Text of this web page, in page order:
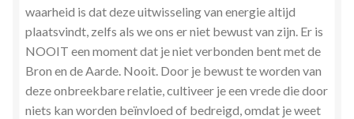
waarheid is dat deze uitwisseling van energie altijd
plaatsvindt, zelfs als we ons er niet bewust van zijn. Er is
NOOIT een moment dat je niet verbonden bent met de
Bron en de Aarde. Nooit. Door je bewust te worden van
deze onbreekbare relatie, cultiveer je een vrede die door
niets kan worden beïnvloed of bedreigd, omdat je weet